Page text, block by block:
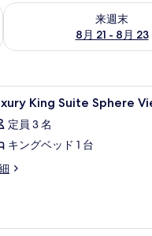
ク
来週末
8月 21 - 8月 23
来週末 8月 21 - 8月 23 の
8 King Suite Sphere
定員 3 名
キングベッド 1 台